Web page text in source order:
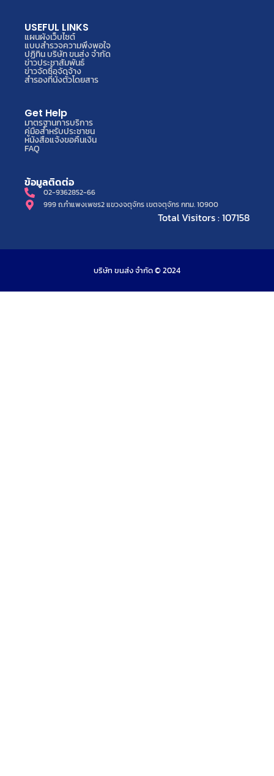
USEFUL LINKS
แผนผังเว็บไซต์
แบบสำรวจความพึงพอใจ
ปฏิทิน บริษัท ขนส่ง จำกัด
ข่าวประชาสัมพันธ์
ข่าวจัดซื้อจัดจ้าง
สำรองที่นั่งตั๋วโดยสาร
Get Help
มาตรฐานการบริการ
คู่มือสำหรับประชาชน
หนังสือแจ้งขอคืนเงิน
FAQ
ข้อมูลติดต่อ
02-9362852-66
999 ถ.กำแพงเพชร2 แขวงจตุจักร เขตจตุจักร กทม. 10900
Total Visitors : 107158
บริษัท ขนส่ง จำกัด © 2024